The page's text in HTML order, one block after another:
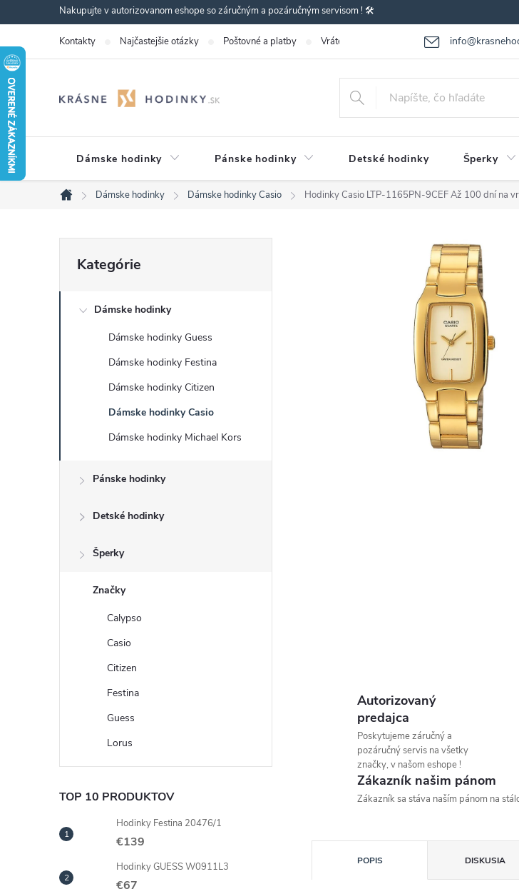
na
obsah
Nakupujte v autorizovanom eshope so záručným a pozáručným servisom ! 🛠️
Kontakty Najčastejšie otázky Poštovné a platby Vrátenie-výmena tovaru Reklamácia
Dámske hodinky Pánske hodinky Detské hodinky Šperky
Domov
Dámske hodinky Dámske hodinky Casio Hodinky Casio LTP-1165PN-9CEFAž 100 dní na
o
a
kategórie
Kategórie
Dámske hodinky
Dámske hodinky Guess
Dámske hodinky Festina
Dámske hodinky Citizen
Dámske hodinky Casio
Dámske hodinky Michael Kors
Pánske hodinky
Detské hodinky
Šperky
Značky
Calypso
Casio
Citizen
Festina
Guess
Lorus
TOP 10 PRODUKTOV
Hodinky Festina 20476/1
€139
Hodinky GUESS W0911L3
€67
Autorizovaný
predajca
Poskytujeme záručný a
pozáručný servis na všetky
značky, v našom eshope !
Zákazník našim pánom
Zákazník sa stáva naším pánom na
POPIS DISKUSIA